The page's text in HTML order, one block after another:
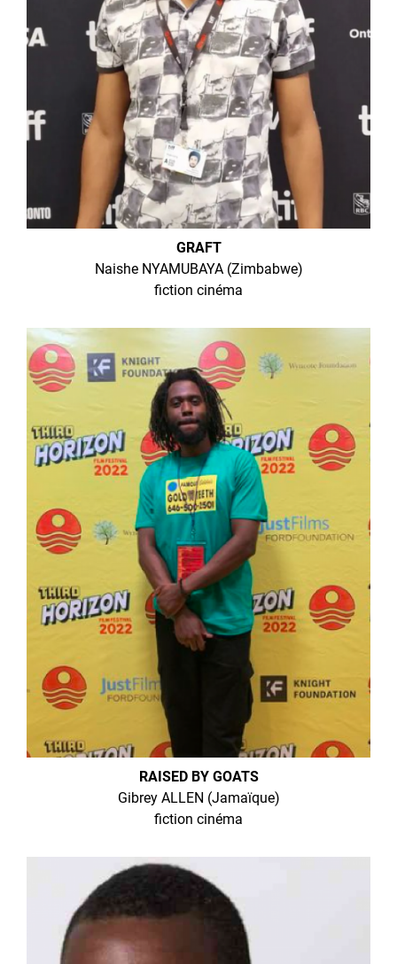
GRAFT
Naishe NYAMUBAYA (Zimbabwe)
fiction cinéma
RAISED BY GOATS
Gibrey ALLEN (Jamaïque)
fiction cinéma